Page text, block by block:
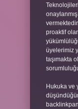
proaktif
üyelerimiz
taşımakta
Hukuka ve